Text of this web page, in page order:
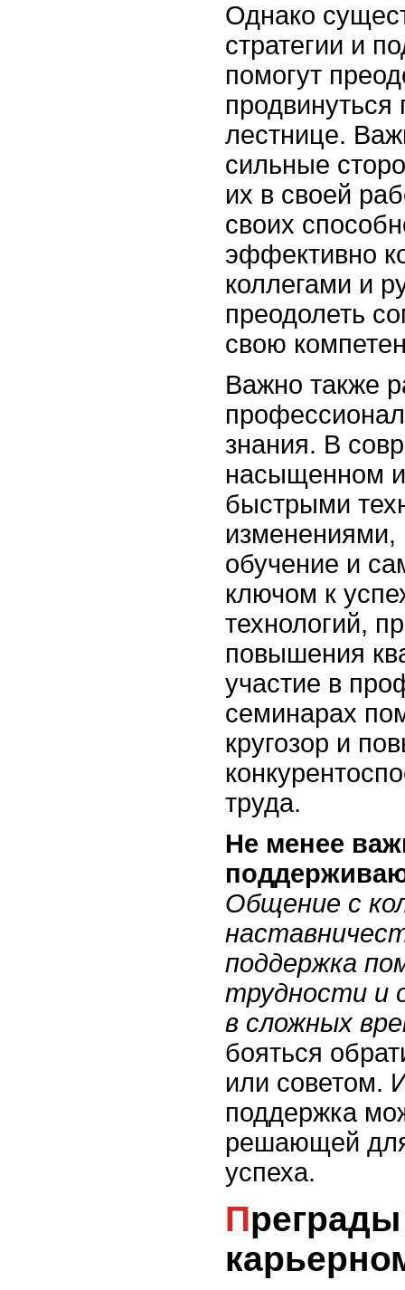
Однако
стратегии и
помогут
продвинуться
лестнице.
сильные
их в своей
своих
эффективно
коллегами и
преодолеть
свою
Важно также
знания. В
насыщенном
быстрыми
изменениями,
обучение и
ключом к
технологий,
повышения
участие в
семинарах
кругозор и
труда.
Не менее
Общение с
поддержка
трудности и
в сложных
бояться
или советом.
поддержка
решающей
успеха.
Преграды на пути к